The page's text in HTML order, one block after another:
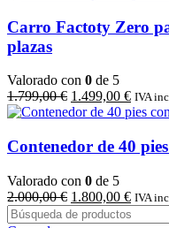
era:
2.099,00 €.
es:
Carro Factoty Zero
plazas
Valorado con 0 de 5
1.799,00€ El
precio
era:
1.799,00 €.
1.499,00 €El
precio
es:
IVA
Contenedor de 40
Valorado con 0 de 5
2.000,00€ El
precio
1.800,00 €El
precio
IVA